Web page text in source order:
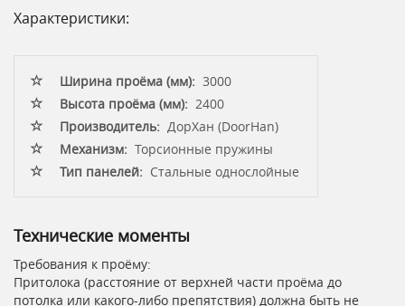
Характеристики:
Ширина проёма (мм): 3000
Высота проёма (мм): 2400
Производитель: ДорХан (DoorHan)
Механизм: Торсионные пружины
Тип панелей: Стальные однослойные
Технические моменты
Требования к проёму:
Притолока (расстояние от верхней части проёма до
потолка или какого-либо препятствия) должна быть не